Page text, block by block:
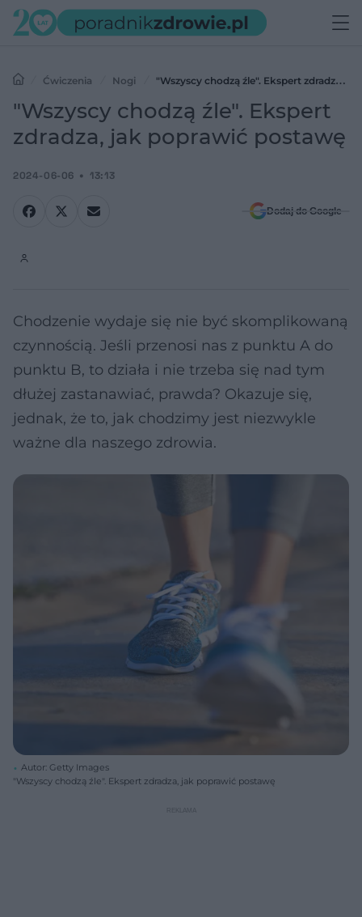
Ćwiczenia Nogi
"Wszyscy chodzą źle". Ekspert zdradza,
jak poprawić postawę
"Wszyscy chodzą źle". Ekspert
zdradza, jak poprawić postawę
2024-06-06 13:13
Dodaj do Google
Chodzenie wydaje się nie być skomplikowaną
czynnością. Jeśli przenosi nas z punktu A do
punktu B, to działa i nie trzeba się nad tym
dłużej zastanawiać, prawda? Okazuje się,
jednak, że to, jak chodzimy jest niezwykle
ważne dla naszego zdrowia.
Autor: Getty Images
"Wszyscy chodzą źle". Ekspert zdradza, jak poprawić postawę